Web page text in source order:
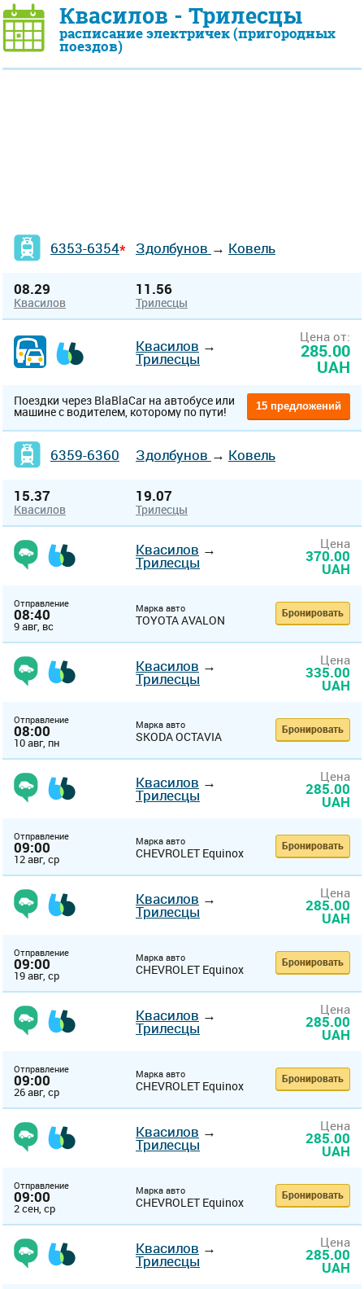
Квасилов - Трилесцы
расписание электричек (пригородных
поездов)
6353-6354* Здолбунов → Ковель
08.29
Квасилов
11.56
Трилесцы
Квасилов →
Трилесцы
Цена от:
285.00
UAH
Поездки через BlaBlaCar на автобусе или
машине с водителем, которому по пути! 15 предложений
6359-6360 Здолбунов → Ковель
15.37
Квасилов
19.07
Трилесцы
Квасилов →
Трилесцы
Цена
370.00
UAH
Отправление
08:40
9 авг, вс
Марка авто
TOYOTA AVALON Бронировать
Квасилов →
Трилесцы
Цена
335.00
UAH
Отправление
08:00
10 авг, пн
Марка авто
SKODA OCTAVIA Бронировать
Квасилов →
Трилесцы
Цена
285.00
UAH
Отправление
09:00
12 авг, ср
Марка авто
CHEVROLET Equinox Бронировать
Квасилов →
Трилесцы
Цена
285.00
UAH
Отправление
09:00
19 авг, ср
Марка авто
CHEVROLET Equinox Бронировать
Квасилов →
Трилесцы
Цена
285.00
UAH
Отправление
09:00
26 авг, ср
Марка авто
CHEVROLET Equinox Бронировать
Квасилов →
Трилесцы
Цена
285.00
UAH
Отправление
09:00
2 сен, ср
Марка авто
CHEVROLET Equinox Бронировать
Квасилов →
Трилесцы
Цена
285.00
UAH